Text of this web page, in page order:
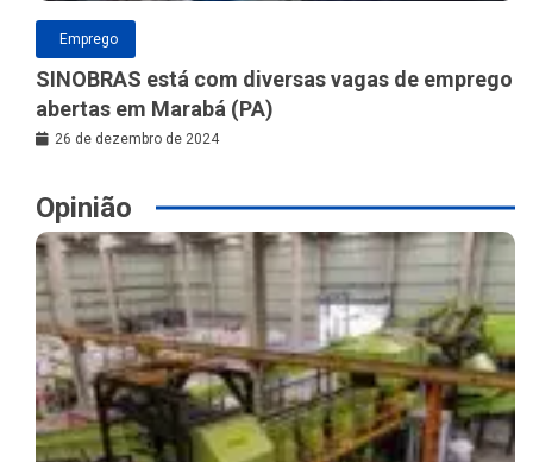
Emprego
SINOBRAS está com diversas vagas de emprego
abertas em Marabá (PA)
26 de dezembro de 2024
Opinião